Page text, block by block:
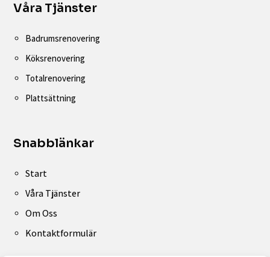
Våra Tjänster
Badrumsrenovering
Köksrenovering
Totalrenovering
Plattsättning
Snabblänkar
Start
Våra Tjänster
Om Oss
Kontaktformulär